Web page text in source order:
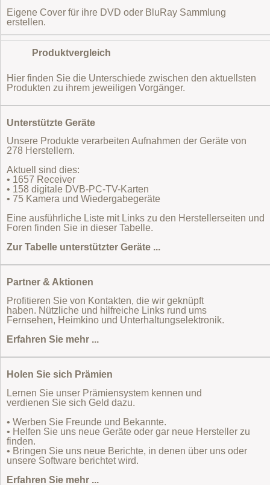
Eigene Cover für ihre DVD oder BluRay Sammlung
erstellen.
Produktvergleich
Hier finden Sie die Unterschiede zwischen den aktuellsten
Produkten zu ihrem jeweiligen Vorgänger.
Unterstützte Geräte
Unsere Produkte verarbeiten Aufnahmen der Geräte von
278 Herstellern.
Aktuell sind dies:
• 1657 Receiver
• 158 digitale DVB-PC-TV-Karten
• 75 Kamera und Wiedergabegeräte
Eine ausführliche Liste mit Links zu den Herstellerseiten und
Foren finden Sie in dieser Tabelle.
Zur Tabelle unterstützter Geräte ...
Partner & Aktionen
Profitieren Sie von Kontakten, die wir geknüpft
haben. Nützliche und hilfreiche Links rund ums
Fernsehen, Heimkino und Unterhaltungselektronik.
Erfahren Sie mehr ...
Holen Sie sich Prämien
Lernen Sie unser Prämiensystem kennen und
verdienen Sie sich Geld dazu.
• Werben Sie Freunde und Bekannte.
• Helfen Sie uns neue Geräte oder gar neue Hersteller zu
finden.
• Bringen Sie uns neue Berichte, in denen über uns oder
unsere Software berichtet wird.
Erfahren Sie mehr ...